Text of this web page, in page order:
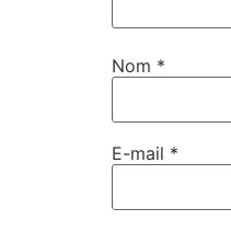
Nom *
E-mail *